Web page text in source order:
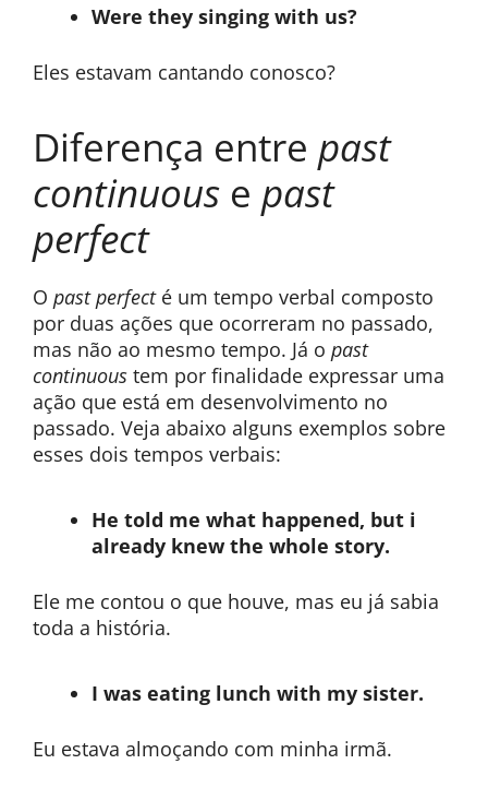
Were they singing with us?
Eles estavam cantando conosco?
Diferença entre past
continuous e past
perfect
O past perfecté um tempo verbal composto
por duas ações que ocorreram no passado,
mas não ao mesmo tempo. Já o past
continuous tem por finalidade expressar uma
ação que está em desenvolvimento no
passado. Veja abaixo alguns exemplos sobre
esses dois tempos verbais:
He told me what happened, but i
already knew the whole story.
Ele me contou o que houve, mas eu já sabia
toda a história.
I was eating lunch with my sister.
Eu estava almoçando com minha irmã.